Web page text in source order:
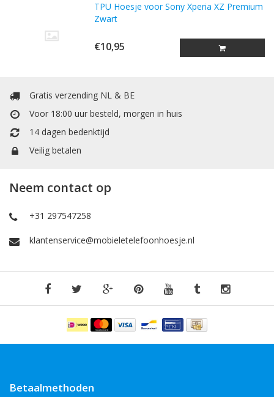
TPU Hoesje voor Sony Xperia XZ Premium
Zwart
€10,95
Gratis verzending NL & BE
Voor 18:00 uur besteld, morgen in huis
14 dagen bedenktijd
Veilig betalen
Neem contact op
+31 297547258
klantenservice@mobieletelefoonhoesje.nl
Betaalmethoden